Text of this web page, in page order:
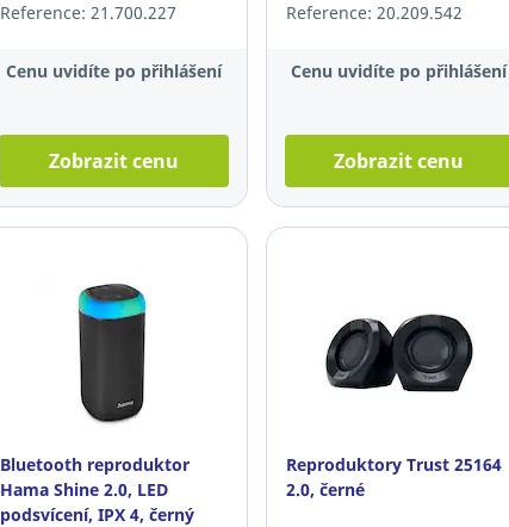
Reference: 21.700.227
Cenu uvidíte po přihlášení
Zobrazit cenu
Reference: 20.209.542
Cenu uvidíte po přihlášení
Zobrazit cenu
Bluetooth reproduktor
Hama Shine 2.0, LED
podsvícení, IPX 4, černý
Reproduktory Trust 25164
2.0, černé